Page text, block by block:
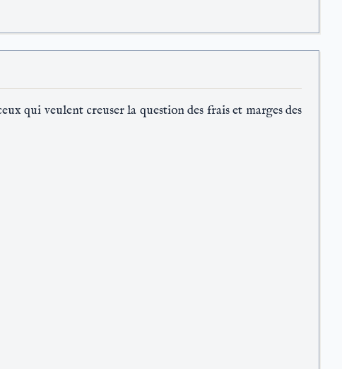
qui veulent creuser la question des frais et marges des